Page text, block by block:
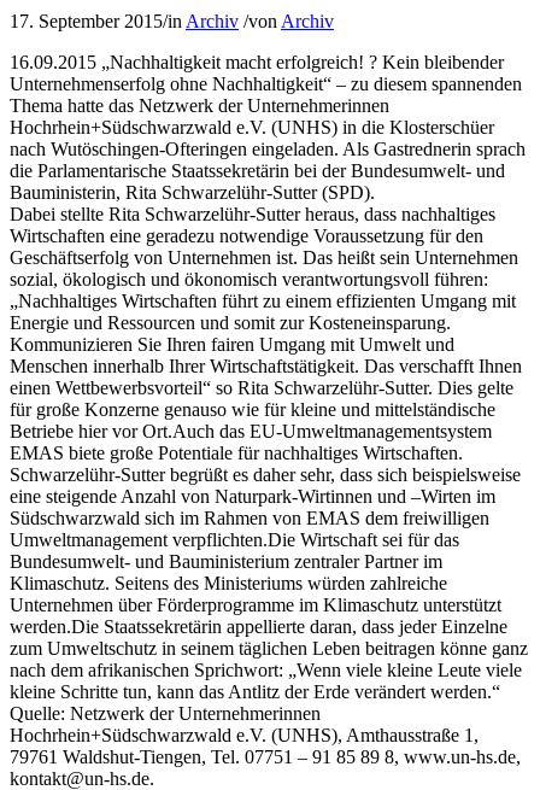
17. September 2015/in Archiv /von Archiv
16.09.2015 „Nachhaltigkeit macht erfolgreich! ? Kein bleibender
Unternehmenserfolg ohne Nachhaltigkeit“ – zu diesem spannenden
Thema hatte das Netzwerk der Unternehmerinnen
Hochrhein+Südschwarzwald e.V. (UNHS) in die Klosterschüer
nach Wutöschingen-Ofteringen eingeladen. Als Gastrednerin sprach
die Parlamentarische Staatssekretärin bei der Bundesumwelt- und
Bauministerin, Rita Schwarzelühr-Sutter (SPD).
Dabei stellte Rita Schwarzelühr-Sutter heraus, dass nachhaltiges
Wirtschaften eine geradezu notwendige Voraussetzung für den
Geschäftserfolg von Unternehmen ist. Das heißt sein Unternehmen
sozial, ökologisch und ökonomisch verantwortungsvoll führen:
„Nachhaltiges Wirtschaften führt zu einem effizienten Umgang mit
Energie und Ressourcen und somit zur Kosteneinsparung.
Kommunizieren Sie Ihren fairen Umgang mit Umwelt und
Menschen innerhalb Ihrer Wirtschaftstätigkeit. Das verschafft Ihnen
einen Wettbewerbsvorteil“ so Rita Schwarzelühr-Sutter. Dies gelte
für große Konzerne genauso wie für kleine und mittelständische
Betriebe hier vor Ort.Auch das EU-Umweltmanagementsystem
EMAS biete große Potentiale für nachhaltiges Wirtschaften.
Schwarzelühr-Sutter begrüßt es daher sehr, dass sich beispielsweise
eine steigende Anzahl von Naturpark-Wirtinnen und –Wirten im
Südschwarzwald sich im Rahmen von EMAS dem freiwilligen
Umweltmanagement verpflichten.Die Wirtschaft sei für das
Bundesumwelt- und Bauministerium zentraler Partner im
Klimaschutz. Seitens des Ministeriums würden zahlreiche
Unternehmen über Förderprogramme im Klimaschutz unterstützt
werden.Die Staatssekretärin appellierte daran, dass jeder Einzelne
zum Umweltschutz in seinem täglichen Leben beitragen könne ganz
nach dem afrikanischen Sprichwort: „Wenn viele kleine Leute viele
kleine Schritte tun, kann das Antlitz der Erde verändert werden.“
Quelle: Netzwerk der Unternehmerinnen
Hochrhein+Südschwarzwald e.V. (UNHS), Amthausstraße 1,
79761 Waldshut-Tiengen, Tel. 07751 – 91 85 89 8, www.un-hs.de,
kontakt@un-hs.de.